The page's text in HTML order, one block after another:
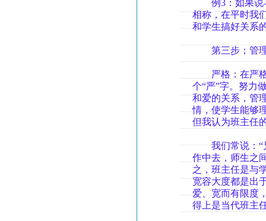
例3：如果说与
相称，在平时我
和学生搞好关系
第三步；管理
严格：在严格
个“严”字。努力
和爱的关系，管
情，使学生能够
但我认为班主任
我们常说：“兄
作中去，师生之
之，班主任是与
宽容大度都是出
爱、宽而有限度
得上是当代班主